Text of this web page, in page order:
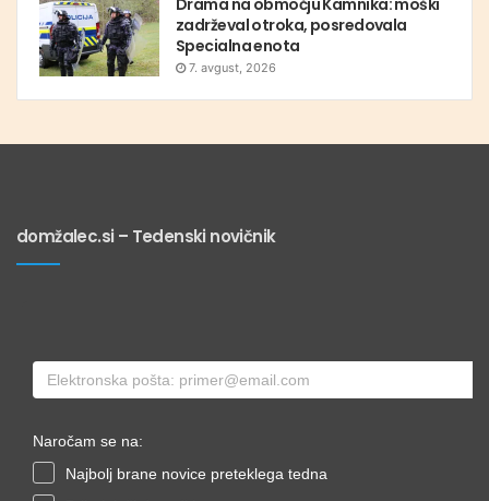
Drama na območju Kamnika: moški
zadrževal otroka, posredovala
Specialna enota
7. avgust, 2026
domžalec.si – Tedenski novičnik
Naročam se na:
Najbolj brane novice preteklega tedna